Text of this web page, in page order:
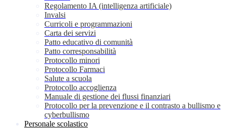
Regolamento IA (intelligenza artificiale)
Invalsi
Curricoli e programmazioni
Carta dei servizi
Patto educativo di comunità
Patto corresponsabilità
Protocollo minori
Protocollo Farmaci
Salute a scuola
Protocollo accoglienza
Manuale di gestione dei flussi finanziari
Protocollo per la prevenzione e il contrasto a bullismo e
cyberbullismo
Personale scolastico